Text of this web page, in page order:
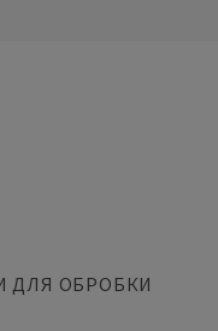
ДЛЯ ОБРОБКИ